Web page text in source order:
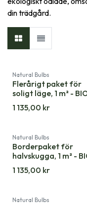
din trädgård.
Natural Bulbs
Flerårigt paket för
soligt läge, 1 m² -
1 135,00 kr
Natural Bulbs
Borderpaket för
halvskugga, 1 m² -
1 135,00 kr
Natural Bulbs